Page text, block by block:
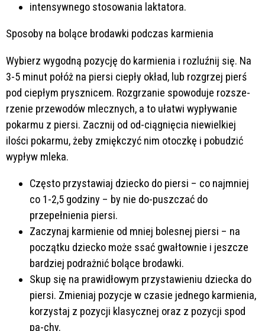
intensywnego stosowania laktatora.
Sposoby na bolące brodawki podczas karmienia
Wybierz wygodną pozycję do karmienia i rozluźnij się. Na
3-5 minut połóż na piersi ciepły okład, lub rozgrzej pierś
pod ciepłym prysznicem. Rozgrzanie spowoduje rozsze-
rzenie przewodów mlecznych, a to ułatwi wypływanie
pokarmu z piersi. Zacznij od od-ciągnięcia niewielkiej
ilości pokarmu, żeby zmiękczyć nim otoczkę i pobudzić
wypływ mleka.
Często przystawiaj dziecko do piersi – co najmniej
co 1-2,5 godziny – by nie do-puszczać do
przepełnienia piersi.
Zaczynaj karmienie od mniej bolesnej piersi – na
początku dziecko może ssać gwałtownie i jeszcze
bardziej podrażnić bolące brodawki.
Skup się na prawidłowym przystawieniu dziecka do
piersi. Zmieniaj pozycje w czasie jednego karmienia,
korzystaj z pozycji klasycznej oraz z pozycji spod
pa-chy.